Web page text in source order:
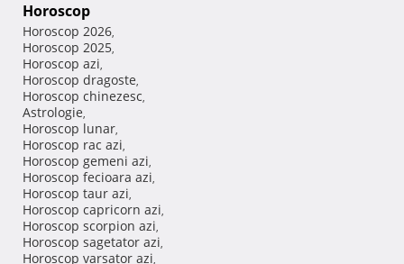
Horoscop
Horoscop 2026,
Horoscop 2025,
Horoscop azi,
Horoscop dragoste,
Horoscop chinezesc,
Astrologie,
Horoscop lunar,
Horoscop rac azi,
Horoscop gemeni azi,
Horoscop fecioara azi,
Horoscop taur azi,
Horoscop capricorn azi,
Horoscop scorpion azi,
Horoscop sagetator azi,
Horoscop varsator azi,